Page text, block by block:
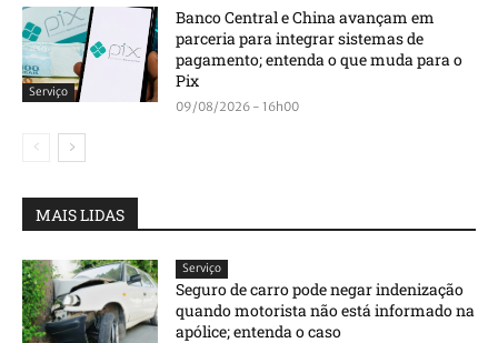
Serviço
Banco Central e China avançam em
parceria para integrar sistemas de
pagamento; entenda o que muda para o
Pix
09/08/2026 - 16h00
MAIS LIDAS
Serviço
Seguro de carro pode negar indenização
quando motorista não está informado na
apólice; entenda o caso